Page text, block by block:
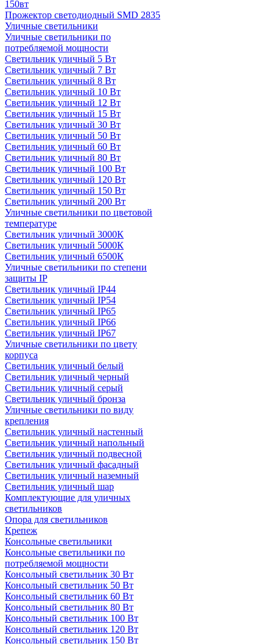
150вт
Прожектор светодиодный SMD 2835
Уличные светильники
Уличные светильники по
потребляемой мощности
Светильник уличный 5 Вт
Светильник уличный 7 Вт
Светильник уличный 8 Вт
Светильник уличный 10 Вт
Светильник уличный 12 Вт
Светильник уличный 15 Вт
Светильник уличный 30 Вт
Светильник уличный 50 Вт
Светильник уличный 60 Вт
Светильник уличный 80 Вт
Светильник уличный 100 Вт
Светильник уличный 120 Вт
Светильник уличный 150 Вт
Светильник уличный 200 Вт
Уличные светильники по цветовой
температуре
Cветильник уличный 3000К
Cветильник уличный 5000К
Cветильник уличный 6500К
Уличные светильники по степени
защиты IP
Светильник уличный IP44
Светильник уличный IP54
Светильник уличный IP65
Светильник уличный IP66
Светильник уличный IP67
Уличные светильники по цвету
корпуса
Светильник уличный белый
Светильник уличный черный
Светильник уличный серый
Светильник уличный бронза
Уличные светильники по виду
крепления
Светильник уличный настенный
Светильник уличный напольный
Светильник уличный подвесной
Светильник уличный фасадный
Светильник уличный наземный
Cветильник уличный шар
Комплектующие для уличных
светильников
Опора для светильников
Крепеж
Консольные светильники
Консольные светильники по
потребляемой мощности
Консольный светильник 30 Вт
Консольный светильник 50 Вт
Консольный светильник 60 Вт
Консольный светильник 80 Вт
Консольный светильник 100 Вт
Консольный светильник 120 Вт
Консольный светильник 150 Вт